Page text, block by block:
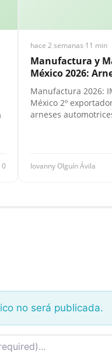
0
hace 2 semanas·11 min
Manufactura y
México 2026:
Manufactura 2026:
México 2º
arneses
Iovanny Olguín Ávila
no será publicada.